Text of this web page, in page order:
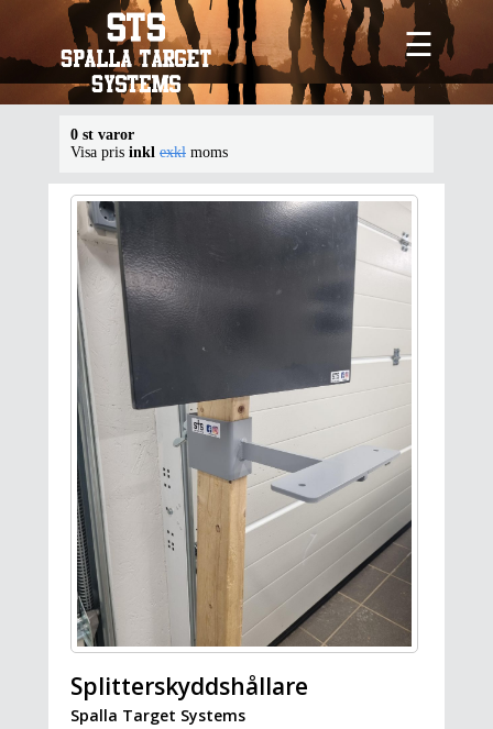
☰
0 st varor
Visa pris inkl exkl moms
Splitterskyddshållare
Spalla Target Systems